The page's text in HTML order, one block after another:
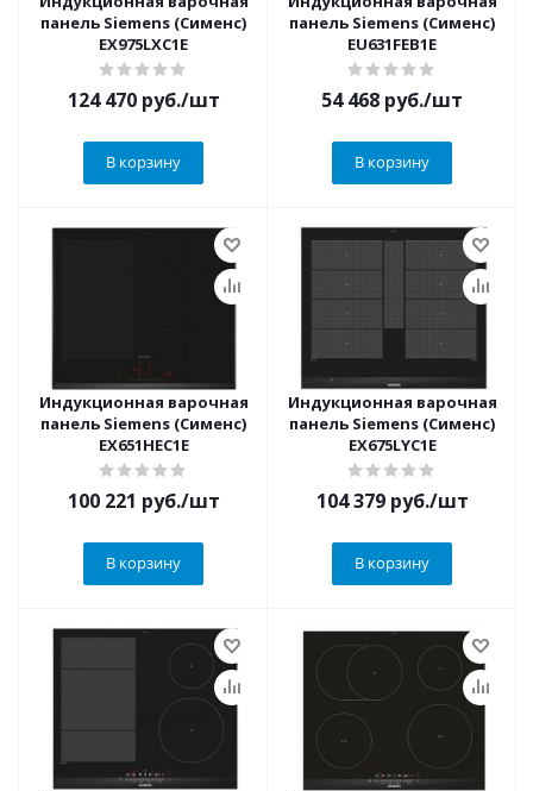
панель Siemens (Сименс)
EX975LXC1E
124 470руб./шт
В корзину
панель Siemens (Сименс)
EU631FEB1E
54 468 руб./шт
В корзину
Индукционная варочная
панель Siemens (Сименс)
EX651HEC1E
100 221 руб./шт
В корзину
Индукционная варочная
панель Siemens (Сименс)
EX675LYC1E
104 379руб./шт
В корзину